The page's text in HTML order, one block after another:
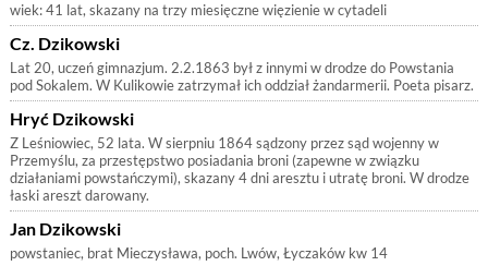
wiek: 41 lat, skazany na trzy miesięczne więzienie w cytadeli
Cz. Dzikowski
Lat 20, uczeń gimnazjum. 2.2.1863 był z innymi w drodze do Powstania
pod Sokalem. W Kulikowie zatrzymał ich oddział żandarmerii. Poeta pisarz.
Hryć Dzikowski
Z Leśniowiec, 52 lata. W sierpniu 1864 sądzony przez sąd wojenny w
Przemyślu, za przestępstwo posiadania broni (zapewne w związku
działaniami powstańczymi), skazany 4 dni aresztu i utratę broni. W drodze
łaski areszt darowany.
Jan Dzikowski
powstaniec, brat Mieczysława, poch. Lwów, Łyczaków kw 14